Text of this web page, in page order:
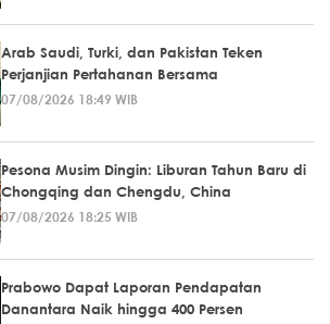
Arab Saudi, Turki, dan Pakistan Teken
Perjanjian Pertahanan Bersama
07/08/2026 18:49 WIB
Pesona Musim Dingin: Liburan Tahun Baru di
Chongqing dan Chengdu, China
07/08/2026 18:25 WIB
Prabowo Dapat Laporan Pendapatan
Danantara Naik hingga 400 Persen